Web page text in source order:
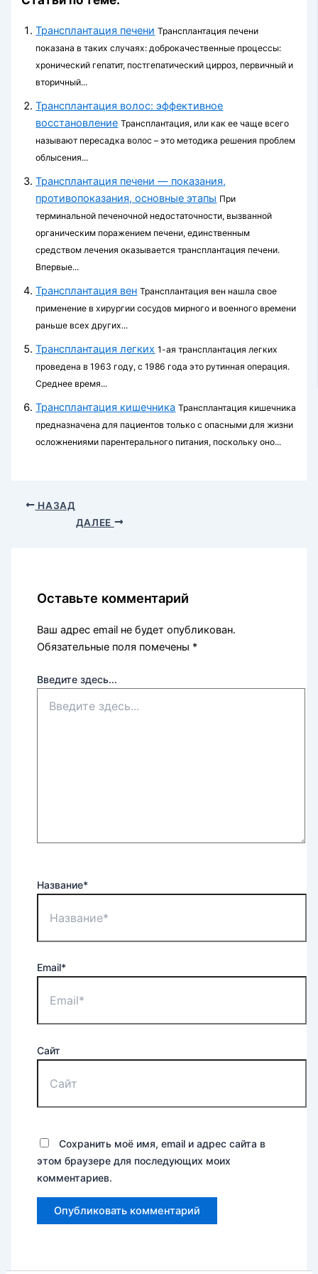
Трансплантация печени Трансплантация печени
показана в таких случаях: доброкачественные процессы:
хронический гепатит, постгепатический цирроз, первичный и
вторичный...
Трансплантация волос: эффективное
восстановление Трансплантация, или как ее чаще всего
называют пересадка волос – это методика решения проблем
облысения...
Трансплантация печени — показания,
противопоказания, основные этапы При
терминальной печеночной недостаточности, вызванной
органическим поражением печени, единственным
средством лечения оказывается трансплантация печени.
Впервые...
Трансплантация вен Трансплантация вен нашла свое
применение в хирургии сосудов мирного и военного времени
раньше всех других...
Трансплантация легких 1-ая трансплантация легких
проведена в 1963 году, с 1986 года это рутинная операция.
Среднее время...
Трансплантация кишечника Трансплантация кишечника
предназначена для пациентов только с опасными для жизни
осложнениями парентерального питания, поскольку оно...
НАЗАД
ДАЛЕЕ
Оставьте комментарий
Ваш адрес email не будет опубликован.
Обязательные поля помечены *
Введите здесь...
Название*
Email*
Сайт
Сохранить моё имя, email и адрес сайта в
этом браузере для последующих моих
комментариев.